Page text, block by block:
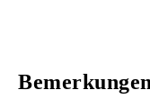
Bemerkungen